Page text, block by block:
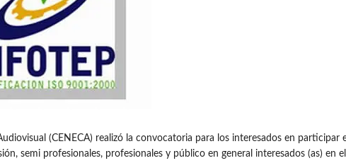
(CENECA) realizó la convocatoria para los interesados en participar
semi profesionales, profesionales y público en general interesados (as) en